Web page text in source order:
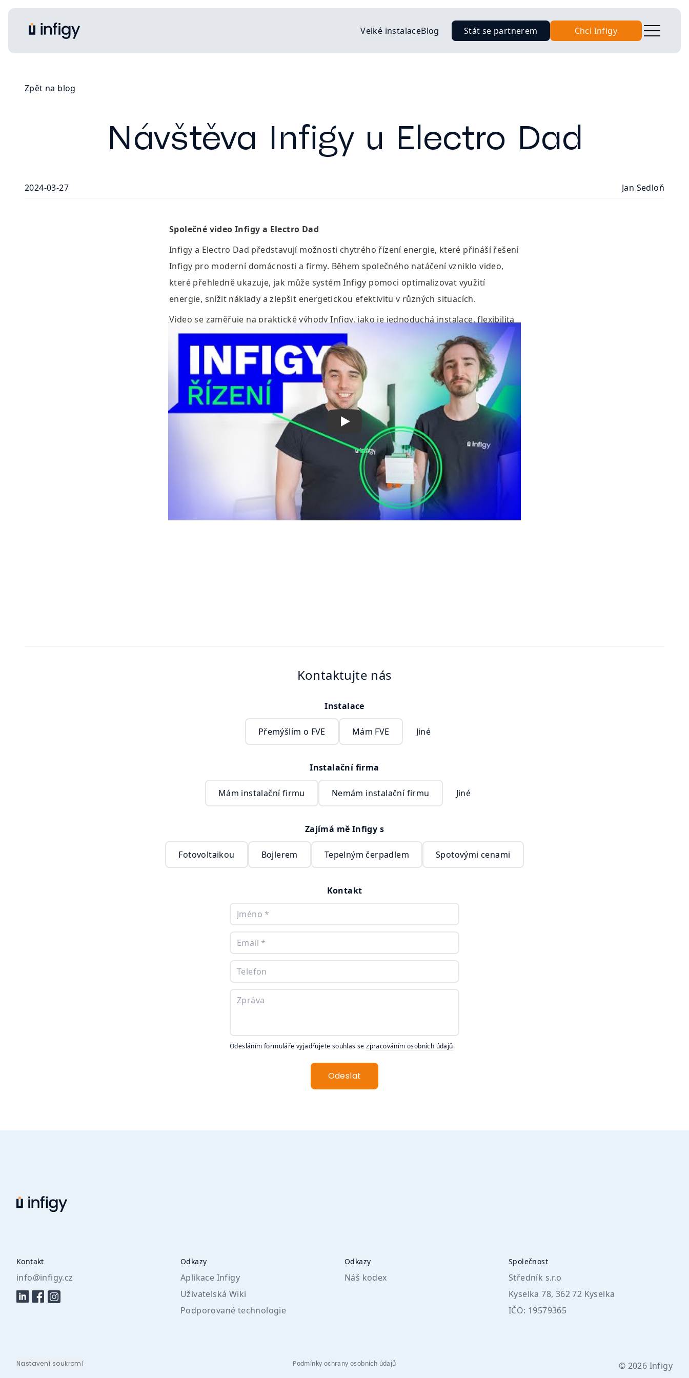
Velké instalaceBlog Stát se partnerem Chci Infigy
Zpět na blog
Návštěva Infigy u Electro Dad
2024-03-27 Jan Sedloň
Společné video Infigy a Electro Dad
Infigy a Electro Dad představují možnosti chytrého řízení energie, které přináší řešení
Infigy pro moderní domácnosti a firmy. Během společného natáčení vzniklo video,
které přehledně ukazuje, jak může systém Infigy pomoci optimalizovat využití
energie, snížit náklady a zlepšit energetickou efektivitu v různých situacích.
Video se zaměřuje na praktické výhody Infigy, jako je jednoduchá instalace, flexibilita
ve spojení s různými spotřebiči a možnosti vzdáleného monitorování. Ukázali jsme,
jak Infigy snadno funguje s dalšími zařízeními a přispívá k lepšímu využívání
obnovitelných zdrojů energie.
Podívejte se na video zde a zjistěte, jak může Infigy transformovat váš přístup k
energiím a pomoci vám v každodenním životě ušetřit energii i náklady.
Kontaktujte nás
Instalace
Přemýšlím o FVE Mám FVE Jiné
Instalační firma
Mám instalační firmu Nemám instalační firmu Jiné
Zajímá mě Infigy s
Fotovoltaikou Bojlerem Tepelným čerpadlem Spotovými cenami
Kontakt
Odesláním formuláře vyjadřujete souhlas se zpracováním osobních údajů.
Odeslat
Kontakt
info@infigy.cz
Odkazy
Aplikace Infigy
Uživatelská Wiki
Podporované technologie
Odkazy
Náš kodex
Společnost
Středník s.r.o
Kyselka 78, 362 72 Kyselka
IČO: 19579365
Nastavení soukromí Podmínky ochrany osobních údajů © 2026 Infigy